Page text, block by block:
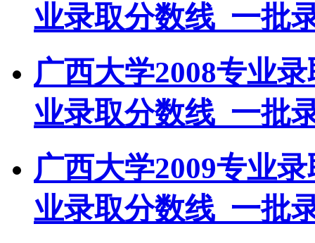
业录取分数线_一批
广西大学2008专业
业录取分数线_一批
广西大学2009专业
业录取分数线_一批